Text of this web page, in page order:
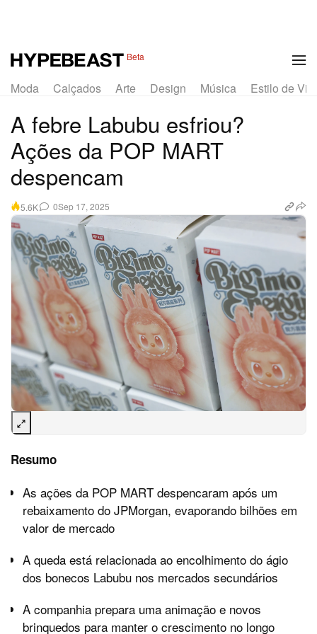
Beta
Moda Calçados Arte Design Música Estilo de
A febre Labubu esfriou?
Ações da POP MART
despencam
5.6K 0Sep 17, 2025
Resumo
As ações da POP MART despencaram após um
rebaixamento do JPMorgan, evaporando bilhões em
valor de mercado
A queda está relacionada ao encolhimento do ágio
dos bonecos Labubu nos mercados secundários
A companhia prepara uma animação e novos
brinquedos para manter o crescimento no longo